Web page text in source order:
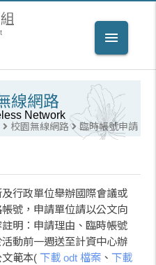
menu
線網路
Network
校園無線網路 臨時帳號申請
行政單位舉辦國際會議或
號，申請單位請以公文向
明：申請理由、臨時帳號
動前一週送至計資中心辦
範本( 下載 odt 檔案 、 下載